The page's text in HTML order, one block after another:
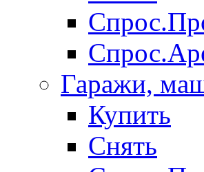
Гаражи,
Купить
Снять